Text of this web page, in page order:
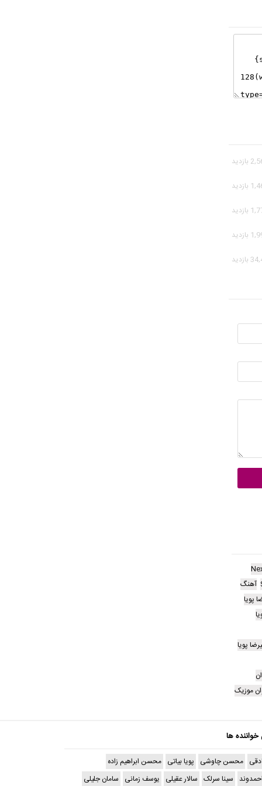
آهنگ
پویا
پویا
موزیک
خواننده ها
محسن چاوشی پویا بیاتی محسن ابراهیم زاده
سینا سرلک سالار عقیلی یوسف زمانی سامان جلیلی